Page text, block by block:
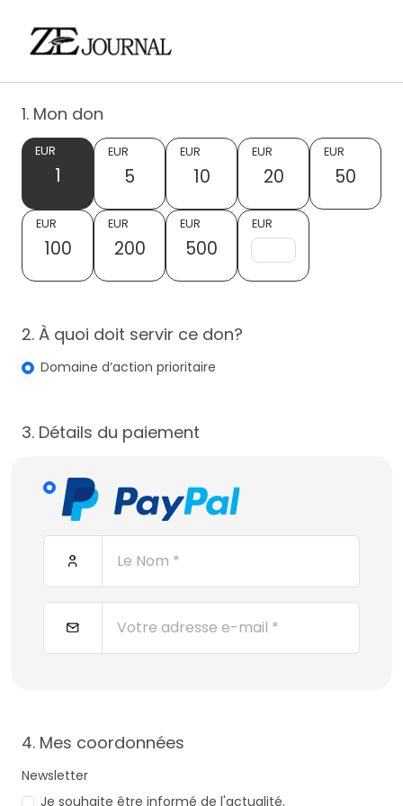
1. Mon don
EUR
1
EUR
5
EUR
10
EUR
20
EUR
50
EUR
100
EUR
200
EUR
500
EUR
2. À quoi doit servir ce don?
Domaine d’action prioritaire
3. Détails du paiement
4. Mes coordonnées
Newsletter
Je souhaite être informé de l'actualité.